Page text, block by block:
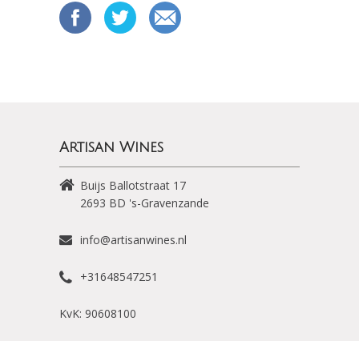
Artisan Wines
Buijs Ballotstraat 17
2693 BD 's-Gravenzande
info@artisanwines.nl
+31648547251
KvK: 90608100